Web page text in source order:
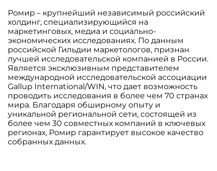
Ромир – крупнейший независимый российский
холдинг, специализирующийся на
маркетинговых, медиа и социально-
экономических исследованиях. По данным
российской Гильдии маркетологов, признан
лучшей исследовательской компанией в России.
Является эксклюзивным представителем
международной исследовательской ассоциации
Gallup International/WIN, что дает возможность
проводить исследования в более чем 70 странах
мира. Благодаря обширному опыту и
уникальной региональной сети, состоящей из
более чем 30 совместных компаний в ключевых
регионах, Ромир гарантирует высокое качество
собранных данных.